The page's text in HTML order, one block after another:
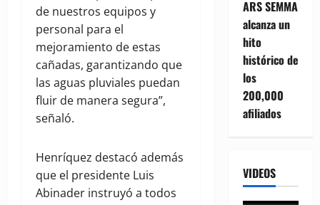
de nuestros equipos y
personal para el
mejoramiento de estas
cañadas, garantizando que
las aguas pluviales puedan
fluir de manera segura”,
señaló.
Henríquez destacó además
que el presidente Luis
Abinader instruyó a todos
ARS SEMMA
alcanza un
hito
histórico de
los
200,000
afiliados
VIDEOS